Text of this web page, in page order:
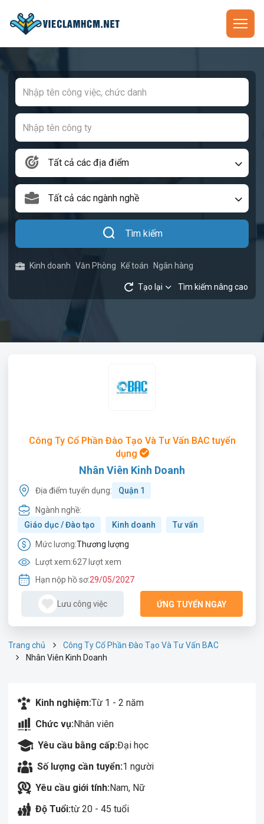
Tất cả các địa điểm
Tất cả các ngành nghề
Tìm kiếm
Kinh doanh Văn Phòng Kế toán Ngân hàng
Tạo lại Tìm kiếm nâng cao
Công Ty Cổ Phần Đào Tạo Và Tư Vấn BAC tuyển
dụng
Nhân Viên Kinh Doanh
Địa điểm tuyển dụng: Quận 1
Ngành nghề:
Giáo dục / Đào tạo
Kinh doanh Tư vấn
Mức lương:Thương lượng
Lượt xem:627 lượt xem
Hạn nộp hồ sơ:29/05/2027
Lưu công việc ỨNG TUYỂN NGAY
Trang chủ
Công Ty Cổ Phần Đào Tạo Và Tư Vấn BAC
Nhân Viên Kinh Doanh
Kinh nghiệm:Từ 1 - 2 năm
Chức vụ:Nhân viên
Yêu cầu bằng cấp:Đại học
Số lượng cần tuyển:1 người
Yêu cầu giới tính:Nam, Nữ
Độ Tuổi:từ 20 - 45 tuổi